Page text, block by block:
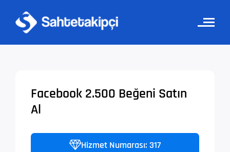
Facebook 2.500 Beğeni Satın
Al
Hizmet Numarası: 317